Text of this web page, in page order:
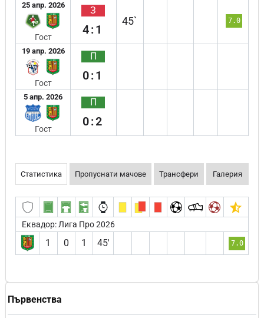
Първенства
25 апр. 2026
Гост
З
4:1
45` 7.0
19 апр. 2026
Гост
П
0:1
5 апр. 2026
Гост
П
0:2
Статистика Пропуснати мачове Трансфери Галерия
Еквадор: Лига Про 2026
1 0 1 45′ 7.0